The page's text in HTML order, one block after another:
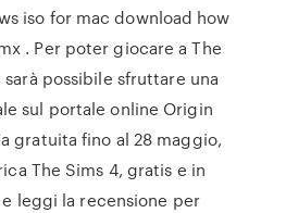
iso for mac download how
. Per poter giocare a The
sarà possibile sfruttare una
sul portale online Origin
gratuita fino al 28 maggio,
The Sims 4, gratis e in
leggi la recensione per